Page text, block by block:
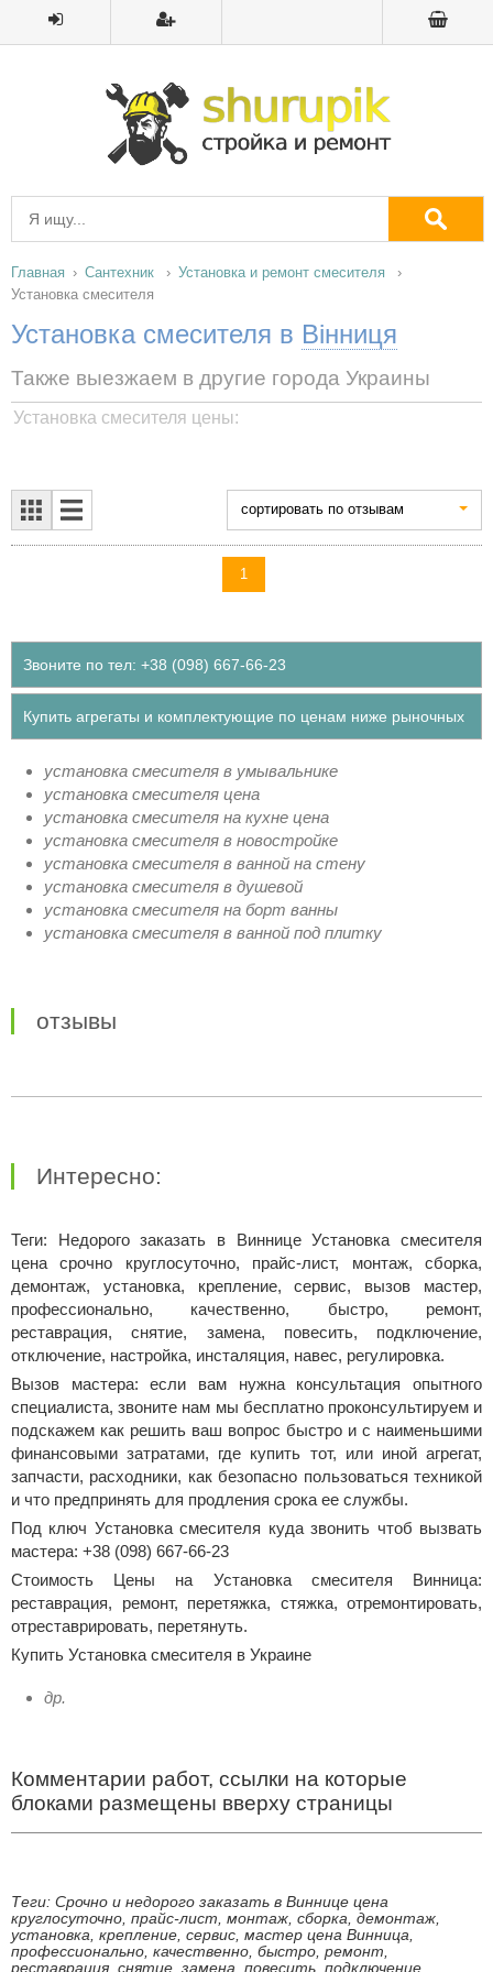
Главная Сантехник
Установка и ремонт смесителя
Установка смесителя
Установка смесителя в Вінниця
Также выезжаем в другие города Украины
Установка смесителя цены:
cортировать по отзывам
1
Звоните по тел: +38 (098) 667-66-23
Купить агрегаты и комплектующие по ценам ниже рыночных
установка смесителя в умывальнике
установка смесителя цена
установка смесителя на кухне цена
установка смесителя в новостройке
установка смесителя в ванной на стену
установка смесителя в душевой
установка смесителя на борт ванны
установка смесителя в ванной под плитку
отзывы
Интересно:
Теги: Недорого заказать в Виннице Установка смесителя
цена срочно круглосуточно, прайс-лист, монтаж, сборка,
демонтаж, установка, крепление, сервис, вызов мастер,
профессионально, качественно, быстро, ремонт,
реставрация, снятие, замена, повесить, подключение,
отключение, настройка, инсталяция, навес, регулировка.
Вызов мастера: если вам нужна консультация опытного
специалиста, звоните нам мы бесплатно проконсультируем и
подскажем как решить ваш вопрос быстро и с наименьшими
финансовыми затратами, где купить тот, или иной агрегат,
запчасти, расходники, как безопасно пользоваться техникой
и что предпринять для продления срока ее службы.
Под ключ Установка смесителя куда звонить чтоб вызвать
мастера: +38 (098) 667-66-23
Стоимость Цены на Установка смесителя Винница:
реставрация, ремонт, перетяжка, стяжка, отремонтировать,
отреставрировать, перетянуть.
Купить Установка смесителя в Украине
др.
Комментарии работ, ссылки на которые
блоками размещены вверху страницы
Теги: Срочно и недорого заказать в Виннице цена
круглосуточно, прайс-лист, монтаж, сборка, демонтаж,
установка, крепление, сервис, мастер цена Винница,
профессионально, качественно, быстро, ремонт,
реставрация, снятие, замена, повесить, подключение,